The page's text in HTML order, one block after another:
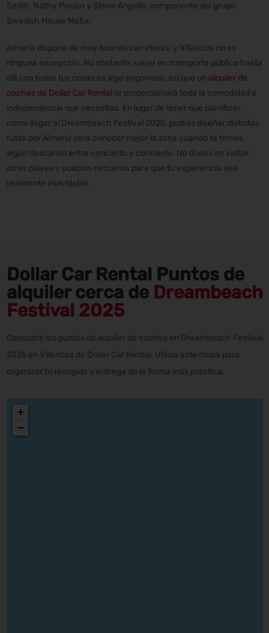
Smith, Nathy Peluso y Steve Angello, componente del grupo
Swedish House Mafia.
Almería dispone de muy buenas carreteras, y Villaricos no es
ninguna excepción. No obstante, viajar en transporte público hasta
allí con todas tus cosas es algo engorroso, así que un alquiler de
coches de Dollar Car Rental te proporcionará toda la comodidad e
independencia que necesitas. En lugar de tener que planificar
cómo llegar al Dreambeach Festival 2025, podrás diseñar distintas
rutas por Almería para conocer mejor la zona cuando te tomes
algún descanso entre concierto y concierto. No dudes en visitar
otras playas y pueblos cercanos para que tu experiencia sea
realmente inolvidable.
Dollar Car Rental Puntos de
alquiler cerca de Dreambeach
Festival 2025
Descubre los puntos de alquiler de coches en Dreambeach Festival
2025 en Villaricos de Dollar Car Rental. Utiliza este mapa para
organizar tu recogida y entrega de la forma más práctica.
+
−